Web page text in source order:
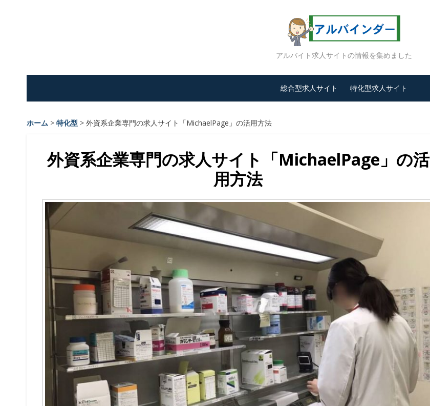
アルバイト求人サイトの情報を集めました
総合型求人サイト 特化型求人サイト
ホーム > 特化型 > 外資系企業専門の求人サイト「MichaelPage」の活用方法
外資系企業専門の求人サイト「MichaelPage」の活
用方法